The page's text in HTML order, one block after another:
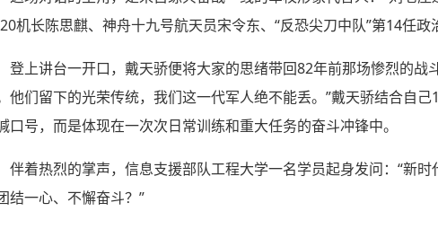
机长陈思麒、神舟十九号航天员宋令东、“反恐尖刀中队”第14任
登上讲台一开口，戴天骄便将大家的思绪带回82年前那场惨烈的战
他们留下的光荣传统，我们这一代军人绝不能丢。”戴天骄结合自
口号，而是体现在一次次日常训练和重大任务的奋斗冲锋中。
伴着热烈的掌声，信息支援部队工程大学一名学员起身发问：“新
结一心、不懈奋斗？”